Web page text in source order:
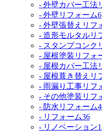
- 外壁カバー工法
- 外壁リフォーム6
- 外壁張替えリフ
- 造形モルタルリ
- スタンプコンク
- 屋根塗装リフォ
- 屋根カバー工法
- 屋根葺き替えリ
- 雨漏り工事リフ
- その他塗装リフ
- 防水リフォーム
- リフォーム36
- リノベーション